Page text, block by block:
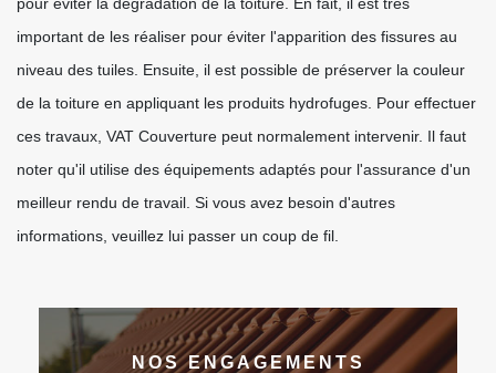
important de les réaliser pour éviter l'apparition des fissures au
niveau des tuiles. Ensuite, il est possible de préserver la couleur
de la toiture en appliquant les produits hydrofuges. Pour effectuer
ces travaux, VAT Couverture peut normalement intervenir. Il faut
noter qu'il utilise des équipements adaptés pour l'assurance d'un
meilleur rendu de travail. Si vous avez besoin d'autres
informations, veuillez lui passer un coup de fil.
NOS ENGAGEMENTS